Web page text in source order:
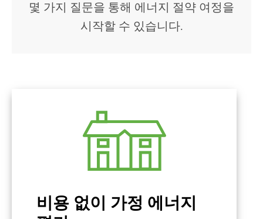
몇 가지 질문을 통해 에너지 절약 여정을
시작할 수 있습니다.
비용 없이 가정 에너지